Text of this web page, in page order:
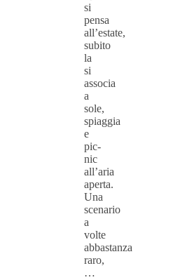
si
pensa
all’estate,
subito
la
si
associa
a
sole,
spiaggia
e
pic-
nic
all’aria
aperta.
Una
scenario
a
volte
abbastanza
raro,
…